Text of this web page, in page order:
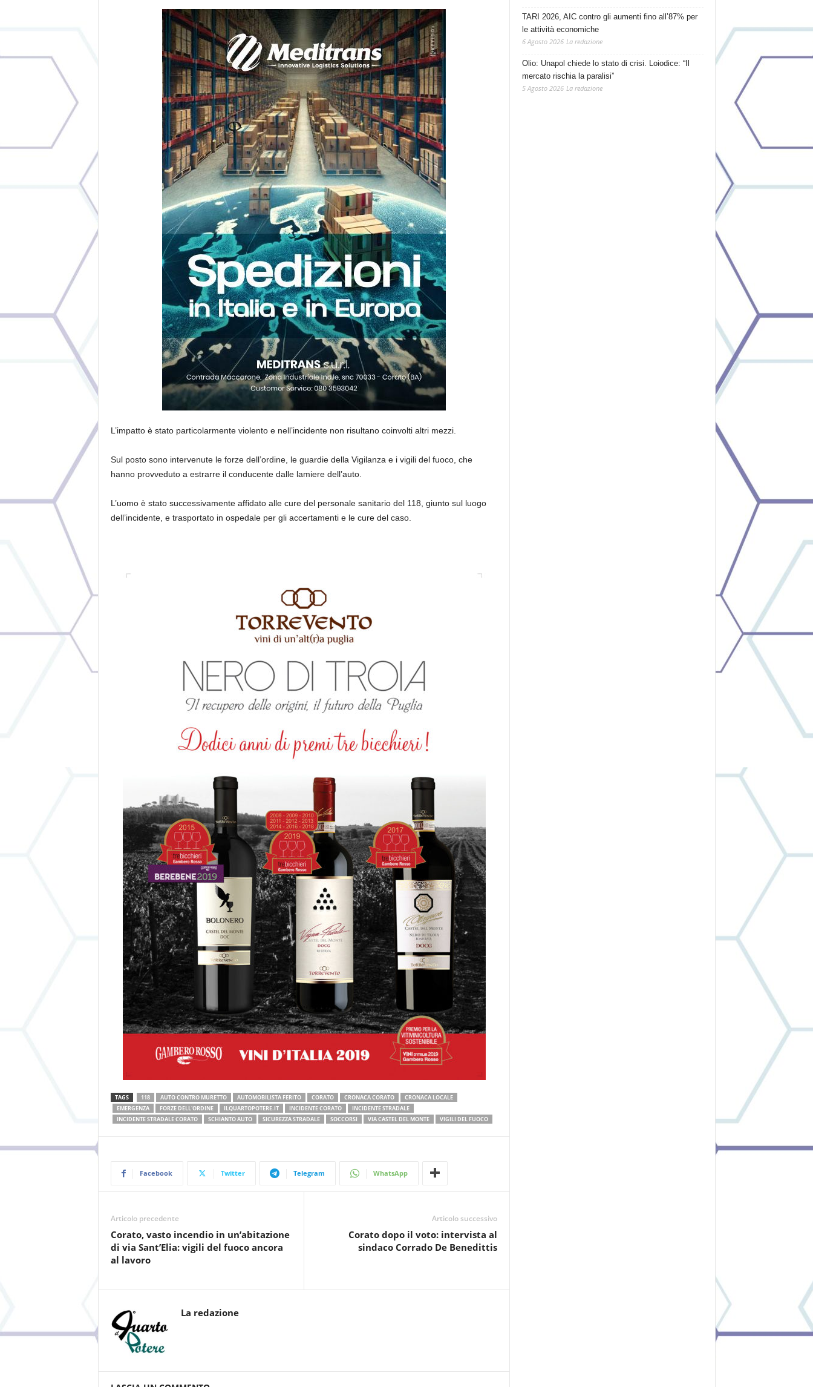
L’impatto è stato particolarmente violento e nell’incidente non risultano coinvolti altri mezzi.
Sul posto sono intervenute le forze dell’ordine, le guardie della Vigilanza e i vigili del fuoco, che
hanno provveduto a estrarre il conducente dalle lamiere dell’auto.
L’uomo è stato successivamente affidato alle cure del personale sanitario del 118, giunto sul luogo
dell’incidente, e trasportato in ospedale per gli accertamenti e le cure del caso.
TAGS 118 AUTO CONTRO MURETTO AUTOMOBILISTA FERITO CORATO CRONACA CORATO
CRONACA LOCALE
EMERGENZA
FORZE DELL'ORDINE ILQUARTOPOTERE.IT INCIDENTE CORATO
INCIDENTE STRADALE
INCIDENTE STRADALE CORATO
SCHIANTO AUTO SICUREZZA STRADALE SOCCORSI VIA CASTEL DEL MONTE VIGILI DEL FUOCO
Facebook Twitter Telegram WhatsApp
Articolo precedente
Corato, vasto incendio in un’abitazione
di via Sant’Elia: vigili del fuoco ancora
al lavoro
Articolo successivo
Corato dopo il voto: intervista al
sindaco Corrado De Benedittis
La redazione
TARI 2026, AIC contro gli aumenti fino all’87% per
le attività economiche
6 Agosto 2026 La redazione
Olio: Unapol chiede lo stato di crisi. Loiodice: “Il
mercato rischia la paralisi”
5 Agosto 2026 La redazione